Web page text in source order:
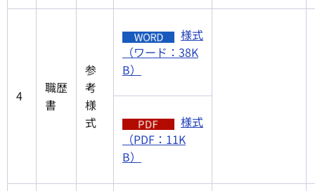
4
職歴
書
参
考
様
式
様式
（ワード：38K
B）
様式
（PDF：11K
B）